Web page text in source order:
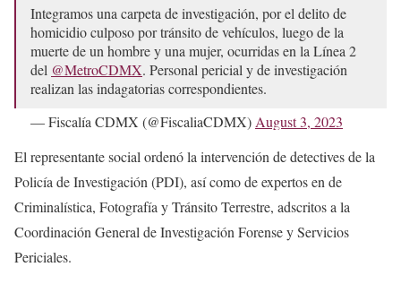
Integramos una carpeta de investigación, por el delito de
homicidio culposo por tránsito de vehículos, luego de la
muerte de un hombre y una mujer, ocurridas en la Línea 2
del @MetroCDMX. Personal pericial y de investigación
realizan las indagatorias correspondientes.
— Fiscalía CDMX (@FiscaliaCDMX) August 3, 2023
El representante social ordenó la intervención de detectives de la
Policía de Investigación (PDI), así como de expertos en de
Criminalística, Fotografía y Tránsito Terrestre, adscritos a la
Coordinación General de Investigación Forense y Servicios
Periciales.